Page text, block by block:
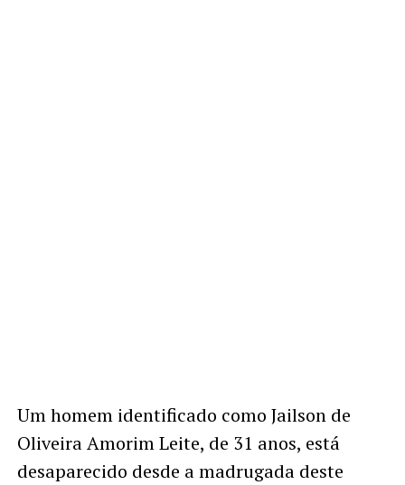
Um homem identificado como Jailson de
Oliveira Amorim Leite, de 31 anos, está
desaparecido desde a madrugada deste